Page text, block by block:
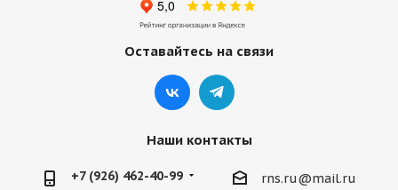
Оставайтесь на связи
Наши контакты
+7 (926) 462-40-99 rns.ru@mail.ru